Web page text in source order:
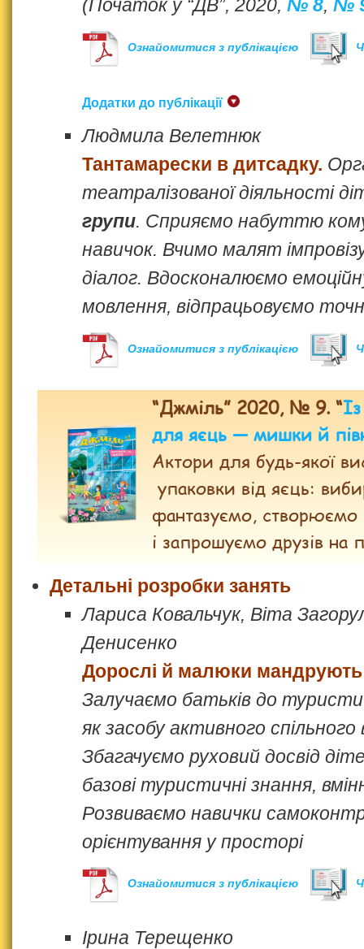
(Початок у “ДВ”, 2020, № 8, №
Ознайомитися з публікацією
Додатки до публікації
Людмила Велетнюк
Тантамарески в дитсадку.
театралізованої діяльності
групи. Сприяємо набуттю
навичок. Вчимо малят
діалог. Вдосконалюємо
мовлення, відпрацьовуємо
Ознайомитися з публікацією
“Джміль” 2020, № 9. “
для яєць — мишки й
Актори для будь-якої
упаковки від яєць:
фантазуємо, створюємо
і запрошуємо друзів на
Детальні розробки занять
Лариса Ковальчук, Віта
Денисенко
Дорослі й малюки
Залучаємо батьків до
як засобу активного спільного
Збагачуємо руховий досвід
базові туристичні знання,
Розвиваємо навички
орієнтування у просторі
Ознайомитися з публікацією
Ірина Терещенко